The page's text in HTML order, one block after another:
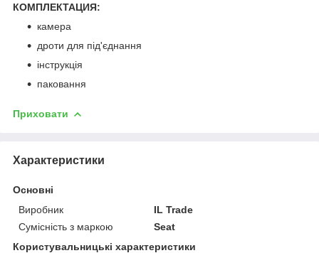
КОМПЛЕКТАЦИЯ:
камера
дроти для під'єднання
інструкція
паковання
Приховати
Характеристики
Основні
Виробник
IL Trade
Сумісність з маркою
Seat
Користувальницькі характеристики